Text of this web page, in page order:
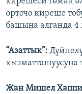
орточо киреше
башына алганда 4
“Азаттык”:
кызматташуусуна
Жан Мишел